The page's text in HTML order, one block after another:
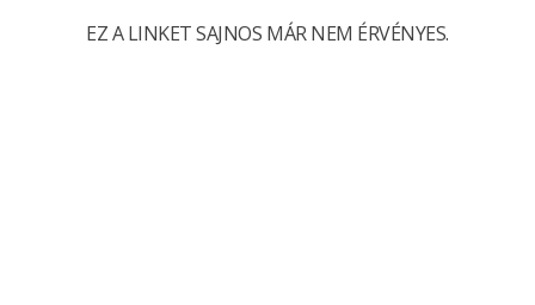
EZ A LINKET SAJNOS MÁR NEM ÉRVÉNYES.